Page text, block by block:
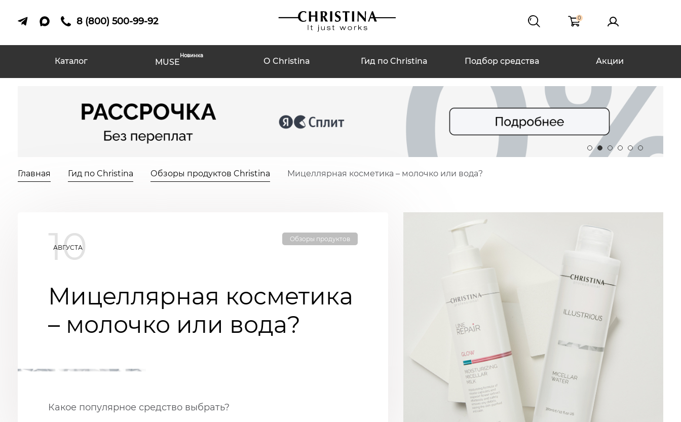
8 (800) 500-99-92 0
Каталог MUSE
Новинка
О Christina Гид по Christina Подбор средства Акции
Главная Гид по Christina Обзоры продуктов Christina Мицеллярная косметика – молочко или вода?
10
АВГУСТА
Обзоры продуктов
Мицеллярная косметика
– молочко или вода?
Какое популярное средство выбрать?